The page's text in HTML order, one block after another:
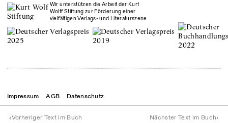
‹Vorheriger Text im Buch Nächster Text im Buch›
Wir unterstützen die Arbeit der Kurt
Wolff Stiftung zur Förderung einer
vielfältigen Verlags- und Literaturszene
© Theater der Zeit2026
Impressum AGB Datenschutz